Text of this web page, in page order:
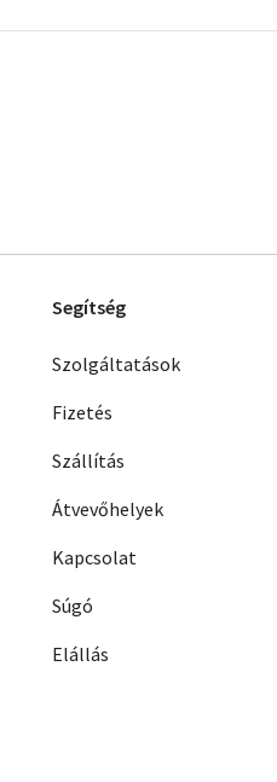
Segítség
Szolgáltatások
Fizetés
Szállítás
Átvevőhelyek
Kapcsolat
Súgó
Elállás